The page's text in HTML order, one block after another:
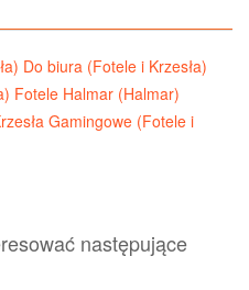
Do biura (Fotele i Krzesła)
Fotele Halmar (Halmar)
Gamingowe (Fotele i
następujące